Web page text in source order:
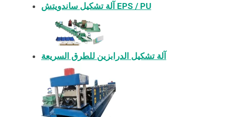
آلة تشكيل ساندويتش EPS / PU
آلة تشكيل الدرابزين للطرق السريعة